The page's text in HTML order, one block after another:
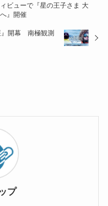
ビューで『星の王子さま 大
』開催
』開幕 南極観測
プ